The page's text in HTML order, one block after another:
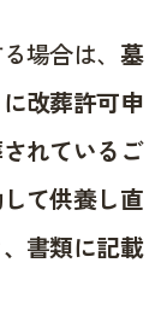
場合は、 墓
改葬許可申
れているご
て供養し直
書類に記載